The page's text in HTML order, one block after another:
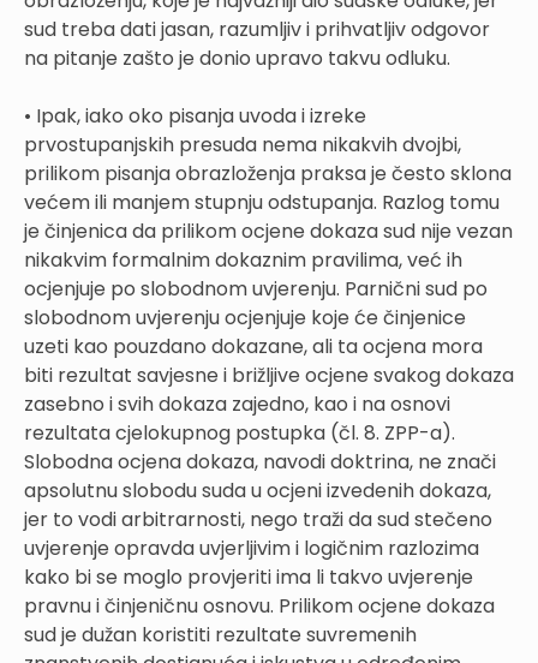
sud treba dati jasan, razumljiv i prihvatljiv odgovor
na pitanje zašto je donio upravo takvu odluku.
• Ipak, iako oko pisanja uvoda i izreke
prvostupanjskih presuda nema nikakvih dvojbi,
prilikom pisanja obrazloženja praksa je često sklona
većem ili manjem stupnju odstupanja. Razlog tomu
je činjenica da prilikom ocjene dokaza sud nije vezan
nikakvim formalnim dokaznim pravilima, već ih
ocjenjuje po slobodnom uvjerenju. Parnični sud po
slobodnom uvjerenju ocjenjuje koje će činjenice
uzeti kao pouzdano dokazane, ali ta ocjena mora
biti rezultat savjesne i brižljive ocjene svakog dokaza
zasebno i svih dokaza zajedno, kao i na osnovi
rezultata cjelokupnog postupka (čl. 8. ZPP-a).
Slobodna ocjena dokaza, navodi doktrina, ne znači
apsolutnu slobodu suda u ocjeni izvedenih dokaza,
jer to vodi arbitrarnosti, nego traži da sud stečeno
uvjerenje opravda uvjerljivim i logičnim razlozima
kako bi se moglo provjeriti ima li takvo uvjerenje
pravnu i činjeničnu osnovu. Prilikom ocjene dokaza
sud je dužan koristiti rezultate suvremenih